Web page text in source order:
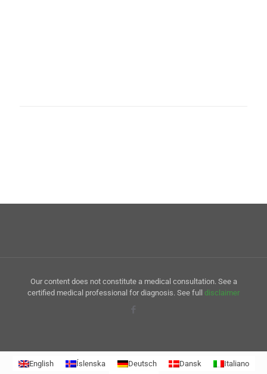
Our content does not constitute a medical consultation. See a
certified medical professional for diagnosis. See full disclaimer
English Íslenska Deutsch Dansk Italiano